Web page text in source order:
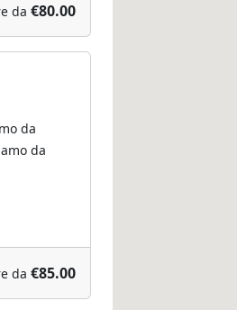
da €80.00
da
da
da €85.00